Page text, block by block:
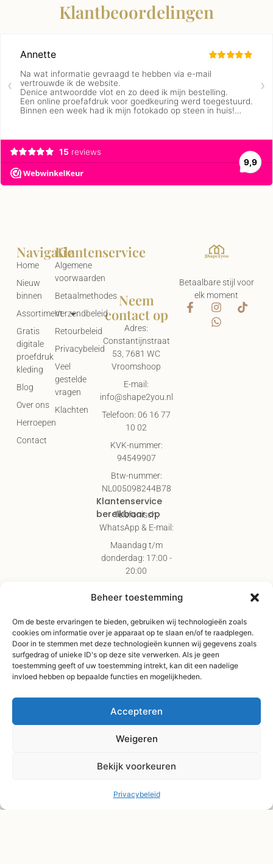
Beheer toestemming
Om de beste ervaringen te bieden, gebruiken wij technologieën zoals
cookies om informatie over je apparaat op te slaan en/of te raadplegen.
Door in te stemmen met deze technologieën kunnen wij gegevens zoals
surfgedrag of unieke ID's op deze site verwerken. Als je geen
toestemming geeft of uw toestemming intrekt, kan dit een nadelige
invloed hebben op bepaalde functies en mogelijkheden.
Accepteren
Weigeren
Bekijk voorkeuren
Privacybeleid
Klantbeoordelingen
Betaalbare stijl voor
elk moment
Klantenservice
Algemene
voorwaarden
Betaalmethodes
Verzendbeleid
Retourbeleid
Privacybeleid
Veel
gestelde
vragen
Klachten
Navigatie
Home
Nieuw
binnen
Assortiment
Gratis
digitale
proefdruk
kleding
Blog
Over ons
Herroepen
Contact
Neem
contact op
Adres:
Constantijnstraat
53, 7681 WC
Vroomshoop
E-mail:
info@shape2you.nl
Telefoon: 06 16 77
10 02
KVK-nummer:
94549907
Btw-nummer:
NL005098244B78
Klantenservice
bereikbaar op
Telefonisch,
WhatsApp & E-mail:
Maandag t/m
donderdag: 17:00 -
20:00
09:00 - 17:00
Gratis verzending
vanaf €75,-
Verzending binnen 3-
4 werkdagen
Afhaal Kloosterdijk